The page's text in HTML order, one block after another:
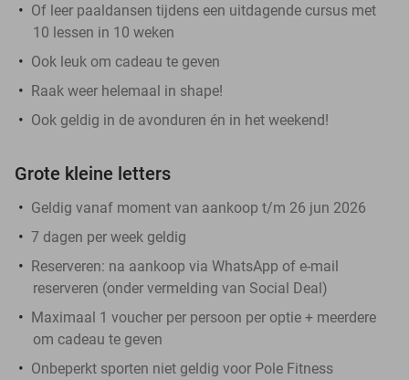
Of leer paaldansen tijdens een uitdagende cursus met
10 lessen in 10 weken
Ook leuk om cadeau te geven
Raak weer helemaal in shape!
Ook geldig in de avonduren én in het weekend!
Grote kleine letters
Geldig vanaf moment van aankoop t/m 26 jun 2026
7 dagen per week geldig
Reserveren: na aankoop via WhatsApp of e-mail
reserveren (onder vermelding van Social Deal)
Maximaal 1 voucher per persoon per optie + meerdere
om cadeau te geven
Onbeperkt sporten niet geldig voor Pole Fitness